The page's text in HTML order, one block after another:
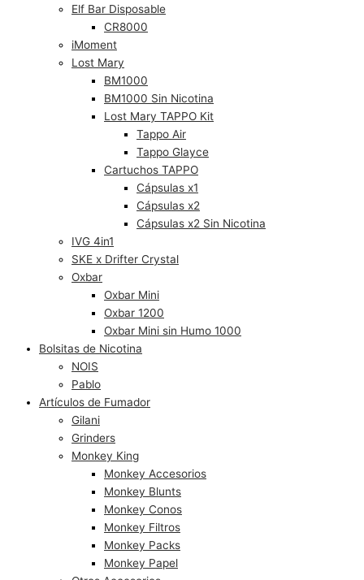
Elf Bar Disposable
CR8000
iMoment
Lost Mary
BM1000
BM1000 Sin Nicotina
Lost Mary TAPPO Kit
Tappo Air
Tappo Glayce
Cartuchos TAPPO
Cápsulas x1
Cápsulas x2
Cápsulas x2 Sin Nicotina
IVG 4in1
SKE x Drifter Crystal
Oxbar
Oxbar Mini
Oxbar 1200
Oxbar Mini sin Humo 1000
Bolsitas de Nicotina
NOIS
Pablo
Artículos de Fumador
Gilani
Grinders
Monkey King
Monkey Accesorios
Monkey Blunts
Monkey Conos
Monkey Filtros
Monkey Packs
Monkey Papel